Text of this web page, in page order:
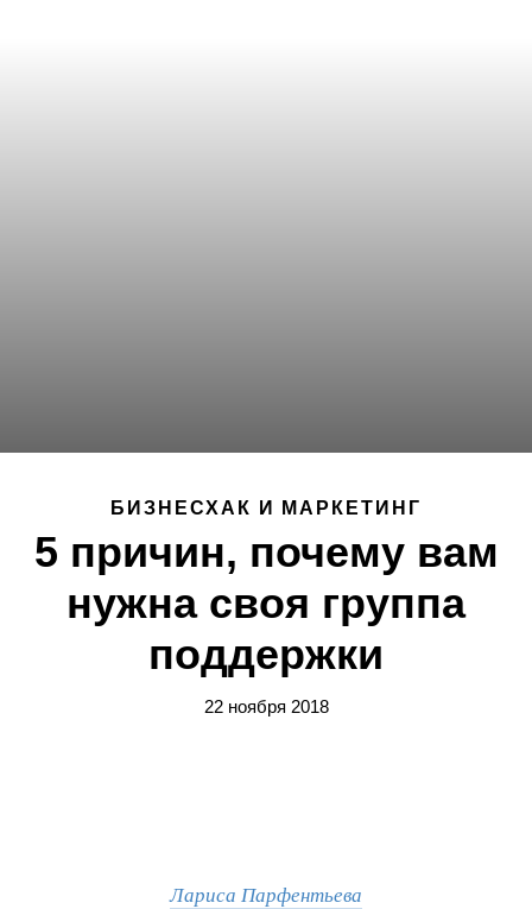
БИЗНЕСХАК И МАРКЕТИНГ
5 причин, почему вам
нужна своя группа
поддержки
22 ноября 2018
Лариса Парфентьева